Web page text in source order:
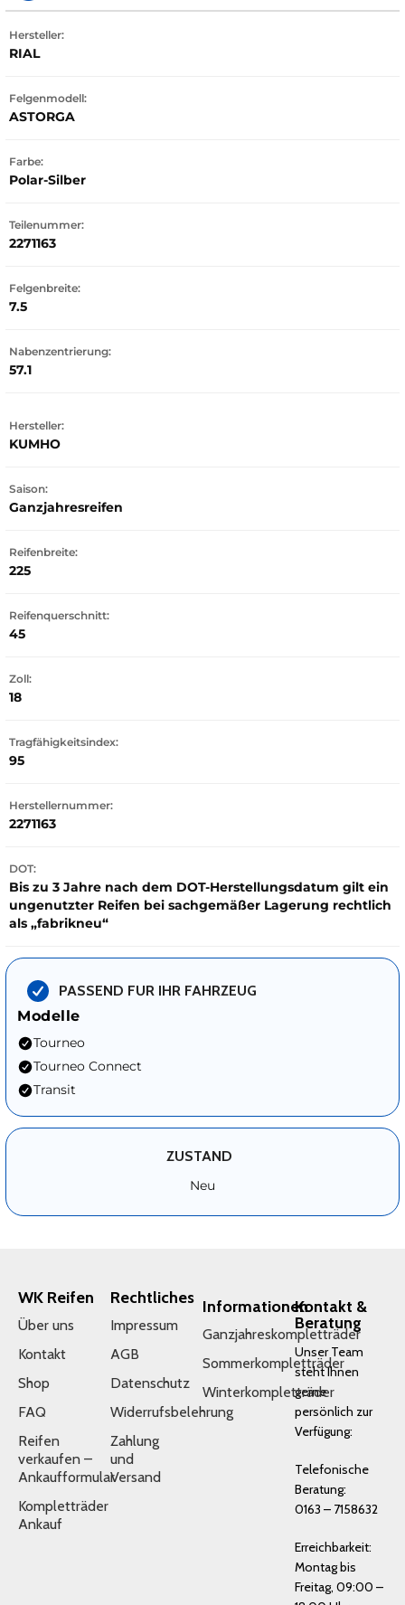
Hersteller:
RIAL
Felgenmodell:
ASTORGA
Farbe:
Polar-Silber
Teilenummer:
2271163
Felgenbreite:
7.5
Nabenzentrierung:
57.1
Hersteller:
KUMHO
Saison:
Ganzjahresreifen
Reifenbreite:
225
Reifenquerschnitt:
45
Zoll:
18
Tragfähigkeitsindex:
95
Herstellernummer:
2271163
DOT:
Bis zu 3 Jahre nach dem DOT-Herstellungsdatum gilt ein
ungenutzter Reifen bei sachgemäßer Lagerung rechtlich
als „fabrikneu“
PASSEND FUR IHR FAHRZEUG
Modelle
Tourneo
Tourneo Connect
Transit
ZUSTAND
Neu
WK Reifen
Über uns
Kontakt
Shop
FAQ
Reifen
verkaufen –
Ankaufformular
Kompletträder
Ankauf
Rechtliches
Impressum
AGB
Datenschutz
Widerrufsbelehrung
Zahlung
und
Versand
Informationen
Ganzjahreskompletträder
Sommerkompletträder
Winterkompletträder
Kontakt &
Beratung
Unser Team
steht Ihnen
gerne
persönlich zur
Verfügung:
Telefonische
Beratung:
0163 – 7158632
Erreichbarkeit:
Montag bis
Freitag, 09:00 –